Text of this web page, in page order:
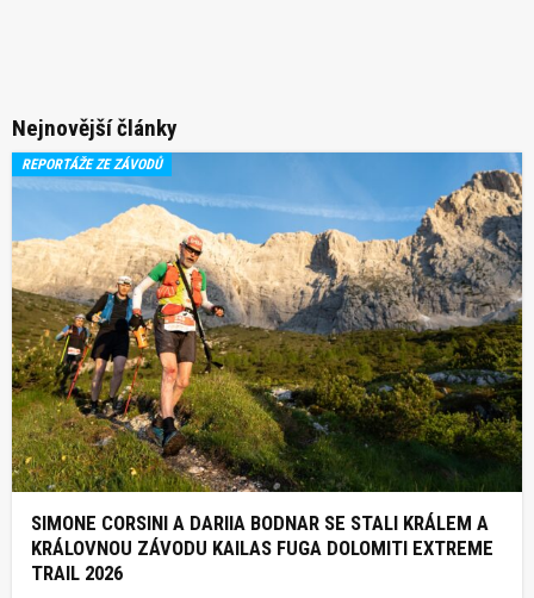
Nejnovější články
REPORTÁŽE ZE ZÁVODŮ
SIMONE CORSINI A DARIIA BODNAR SE STALI KRÁLEM A
KRÁLOVNOU ZÁVODU KAILAS FUGA DOLOMITI EXTREME
TRAIL 2026